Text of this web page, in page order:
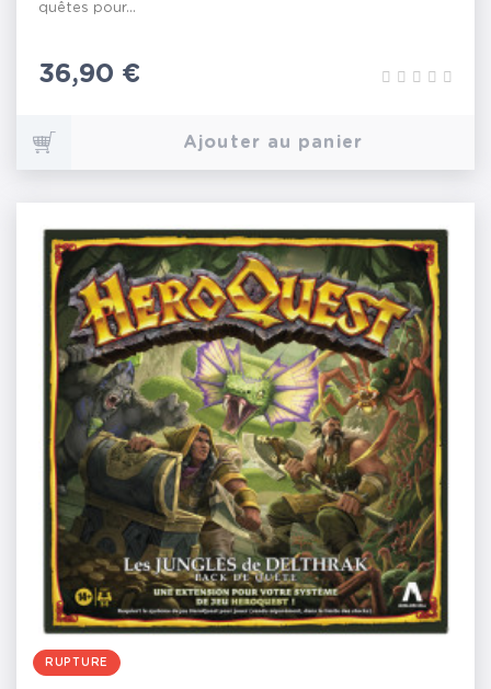
quêtes pour...
Prix
36,90 €
Ajouter au panier
RUPTURE